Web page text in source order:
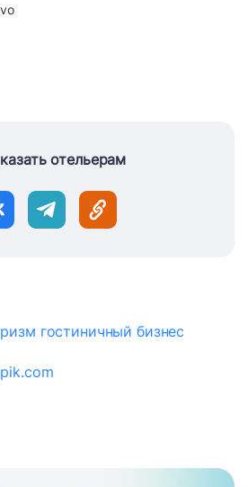
отельерам
гостиничный бизнес